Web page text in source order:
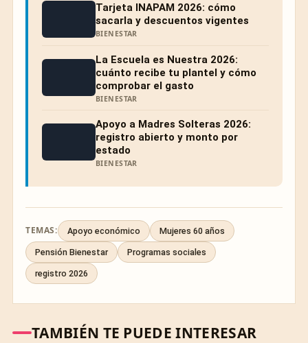
Tarjeta INAPAM 2026: cómo
sacarla y descuentos vigentes
BIENESTAR
La Escuela es Nuestra 2026:
cuánto recibe tu plantel y cómo
comprobar el gasto
BIENESTAR
Apoyo a Madres Solteras 2026:
registro abierto y monto por
estado
BIENESTAR
TEMAS: Apoyo económico Mujeres 60 años
Pensión Bienestar Programas sociales
registro 2026
TAMBIÉN TE PUEDE INTERESAR